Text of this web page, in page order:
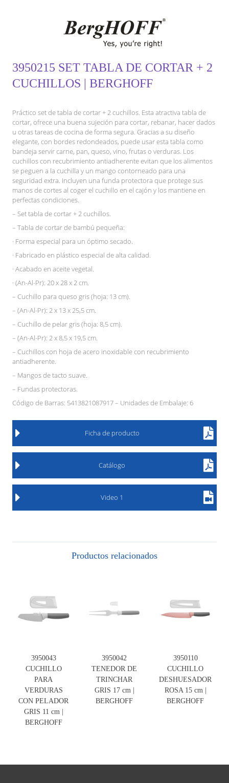
3950215 SET TABLA DE CORTAR + 2
CUCHILLOS | BERGHOFF
Práctico set de tabla de cortar + 2 cuchillos. Esta atractiva tabla de
cortar, ofrece una buena sujeción para cortar, rebanar, hacer dados
u otras tareas de cocina de forma segura. Gracias a su diseño
elegante, con bordes redondeados, puede usar esta tabla como
bandeja servir carne, pan, queso, vino, frutas o verduras. Los
cuchillos con recubrimiento antiadherente evitan que los alimentos
se peguen a la cuchilla y un mango contorneado para una
seguridad extra. Incluyen una funda protectora que protege sus
manos de cortes al coger el cuchillo en el cajón y los mantiene en
perfectas condiciones.
– Set tabla de cortar + 2 cuchillos.
– Tabla de cortar de bambú pequeña:
· Forma especial para un óptimo secado.
· Fabricado en plástico especial de alta calidad.
· Acabado en aceite vegetal.
· (An-Al-Pr): 20 x 28 x 2 cm.
– Cuchillo para queso gris (hoja: 13 cm).
– (An-Al-Pr): 2 x 13 x 25,5 cm.
– Cuchillo de pelar gris (hoja: 8,5 cm).
– (An-Al-Pr): 2 x 8,5 x 19,5 cm.
– Cuchillos con hoja de acero inoxidable con recubrimiento
antiadherente.
– Mangos de tacto suave.
– Fundas protectoras.
Código de Barras: 5413821087917 – Unidades de Embalaje: 6
Ficha de producto
Catálogo
Video 1
Productos relacionados
3950043
CUCHILLO
PARA
VERDURAS
CON PELADOR
GRIS 11 cm |
BERGHOFF
3950042
TENEDOR DE
TRINCHAR
GRIS 17 cm |
BERGHOFF
3950110
CUCHILLO
DESHUESADOR
ROSA 15 cm |
BERGHOFF